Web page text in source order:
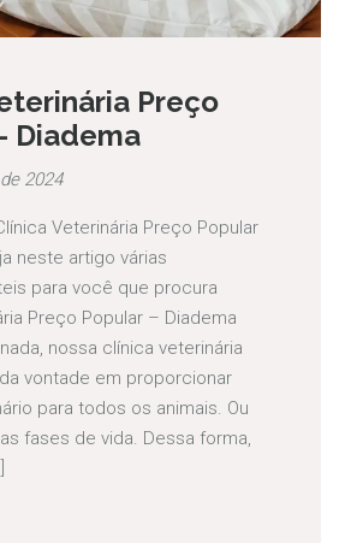
Preço
Diadema
2024
Veterinária Preço Popular
neste artigo várias
para você que procura
Preço Popular – Diadema
nossa clínica veterinária
vontade em proporcionar
para todos os animais. Ou
fases de vida. Dessa forma,